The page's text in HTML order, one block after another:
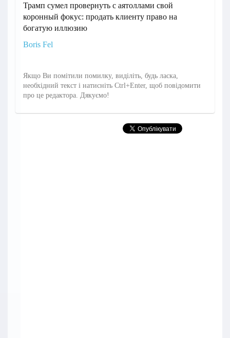
Трамп сумел провернуть с аятоллами свой
коронный фокус: продать клиенту право на
богатую иллюзию
Boris Fel
Якщо Ви помітили помилку, виділіть, будь ласка,
необхідний текст і натисніть Ctrl+Enter, щоб повідомити
про це редактора. Дякуємо!